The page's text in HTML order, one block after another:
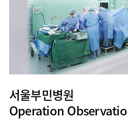
서울부민병원
Operation